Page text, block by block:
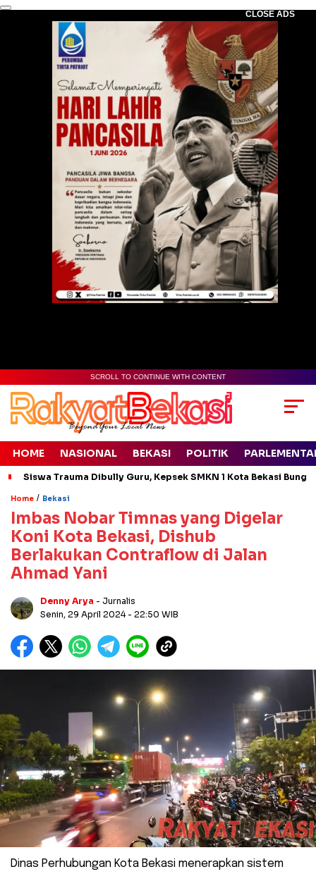
CLOSE ADS
SCROLL TO CONTINUE WITH CONTENT
HOME NASIONAL BEKASI POLITIK
Siswa Trauma Dibully Guru, Kepsek SMKN 1 Kota Bekasi
Home / Bekasi
Imbas Nobar Timnas yang Digelar
Koni Kota Bekasi, Dishub
Berlakukan Contraflow di Jalan
Ahmad Yani
Denny Arya - Jurnalis
Senin, 29 April 2024 - 22:50 WIB
Dinas Perhubungan Kota Bekasi menerapkan sistem